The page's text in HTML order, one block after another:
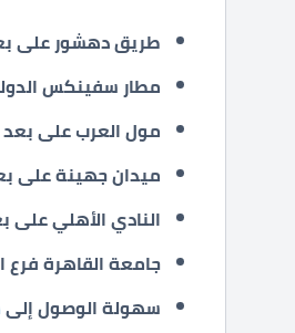
طريق دهشور على
مطار سفينكس
مول العرب على بعد
ميدان جهينة على
النادي الأهلي على
جامعة القاهرة فرع
سهولة الوصول إلى